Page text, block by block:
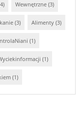
Wewnętrzne (3)
(3) Alimenty (3)
(1)
(1)
(1)